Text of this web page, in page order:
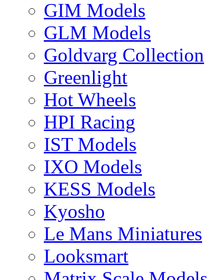
GIM Models
GLM Models
Goldvarg Collection
Greenlight
Hot Wheels
HPI Racing
IST Models
IXO Models
KESS Models
Kyosho
Le Mans Miniatures
Looksmart